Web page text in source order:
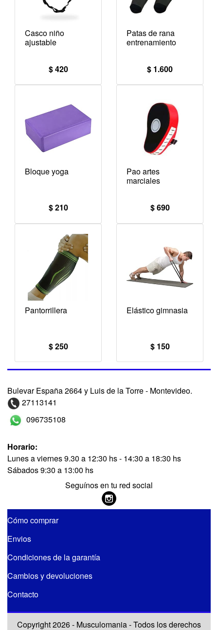
Casco niño
ajustable
$ 420
Patas de rana
entrenamiento
$ 1.600
Bloque yoga
$ 210
Pao artes
marciales
$ 690
Pantorrillera
$ 250
Elástico gimnasia
$ 150
Bulevar España 2664 y Luis de la Torre - Montevideo.
27113141
096735108
Horario:
Lunes a viernes 9.30 a 12:30 hs - 14:30 a 18:30 hs
Sábados 9:30 a 13:00 hs
Seguínos en tu red social
Cómo comprar
Envios
Condiciones de la garantía
Cambios y devoluciones
Contacto
Copyright 2026 - Musculomania - Todos los derechos